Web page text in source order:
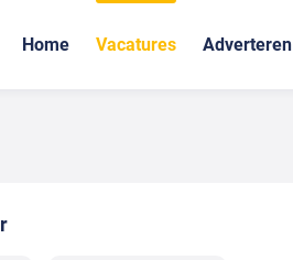
Home Vacatures Adverteren